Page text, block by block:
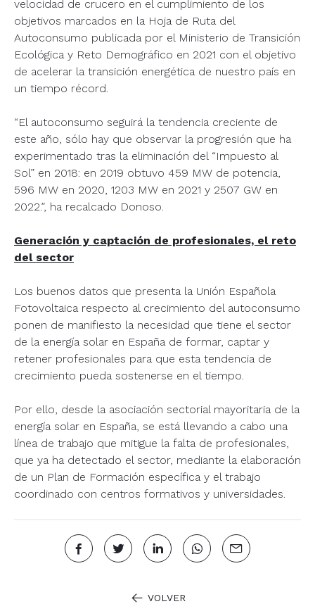
velocidad de crucero en el cumplimiento de los
objetivos marcados en la Hoja de Ruta del
Autoconsumo publicada por el Ministerio de Transición
Ecológica y Reto Demográfico en 2021 con el objetivo
de acelerar la transición energética de nuestro país en
un tiempo récord.
“El autoconsumo seguirá la tendencia creciente de
este año, sólo hay que observar la progresión que ha
experimentado tras la eliminación del “Impuesto al
Sol” en 2018: en 2019 obtuvo 459 MW de potencia,
596 MW en 2020, 1203 MW en 2021 y 2507 GW en
2022.”, ha recalcado Donoso.
Generación y captación de profesionales, el reto
del sector
Los buenos datos que presenta la Unión Española
Fotovoltaica respecto al crecimiento del autoconsumo
ponen de manifiesto la necesidad que tiene el sector
de la energía solar en España de formar, captar y
retener profesionales para que esta tendencia de
crecimiento pueda sostenerse en el tiempo.
Por ello, desde la asociación sectorial mayoritaria de la
energía solar en España, se está llevando a cabo una
línea de trabajo que mitigue la falta de profesionales,
que ya ha detectado el sector, mediante la elaboración
de un Plan de Formación específica y el trabajo
coordinado con centros formativos y universidades.
VOLVER